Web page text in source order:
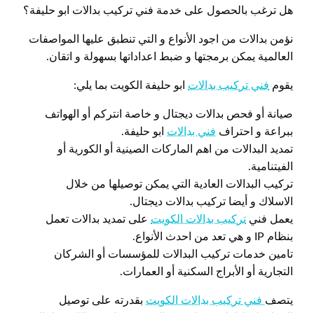
هل ترغب بالحصول على خدمة فني تركيب بدالات ابو حليفة؟
نؤمن بدالات من اجود الأنواع و التي تنطبق عليها المواصفات
العالمية يمكن برمجتها و ضبط اعداداتها بسهولة و اتقان.
يقوم فني تركيب بدالات ابو حليفة الكويت بما يلي:
صيانة أو فحص بدالات ديجتال و خاصة انتركم أو الهواتف
ببراعة و احتراف فني بدالات ابو حليفة.
تمديد البدالات من اهم الماركات الصينية أو الكورية أو
الفيتنامية.
تركيب البدالات العادية التي يمكن توصيلها من خلال
الاسلاك و أيضا تركيب بدالات ديجتال.
يعمل فني تركيب بدالات الكويت على تمديد بدالات تعمل
بنظام IP و هي تعد من احدث الأنواع.
تامين خدمات تركيب البدالات للمؤسسات أو الشركان
التجارية أو الأبراج السكنية أو العمارات.
يتصف فني تركيب بدالات الكويت بقدرته على توصيل